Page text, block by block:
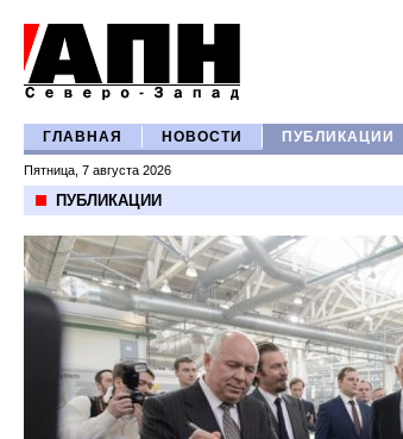
ГЛАВНАЯ НОВОСТИ ПУБЛИКАЦИИ
Пятница, 7 августа 2026
ПУБЛИКАЦИИ